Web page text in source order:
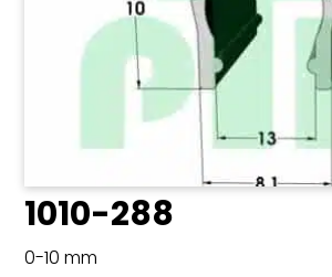
1010-288
0-10 mm